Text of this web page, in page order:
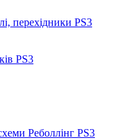
перехідники PS3
PS3
Реболлінг PS3